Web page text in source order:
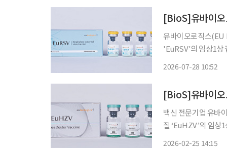
[BioS]유바이
유바이오로직스
'EuRSV'의 임상1상
2026-07-28 10:52
[BioS]유바이오
백신 전문기업 유바
질 ‘EuHZV’의 임상
2026-02-25 14:15